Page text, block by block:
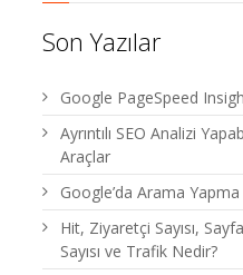
Son Yazılar
Google PageSpeed
Ayrıntılı SEO Analizi
Araçlar
Google’da Arama
Hit, Ziyaretçi Sayısı,
Sayısı ve Trafik Nedir?